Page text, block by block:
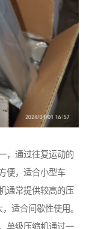
，通过往复运动的
便，适合小型车
通常提供较高的压
适合间歇性使用。
单级压缩机通过一